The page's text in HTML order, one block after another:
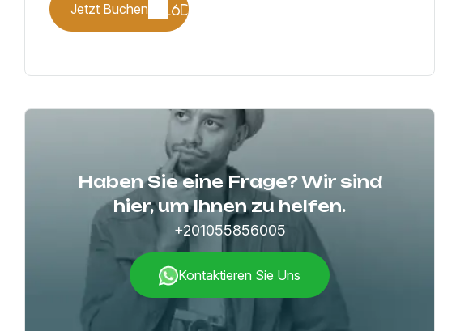
Jetzt Buchen
Haben Sie eine Frage? Wir sind
hier, um Ihnen zu helfen.
+201055856005
Kontaktieren Sie Uns